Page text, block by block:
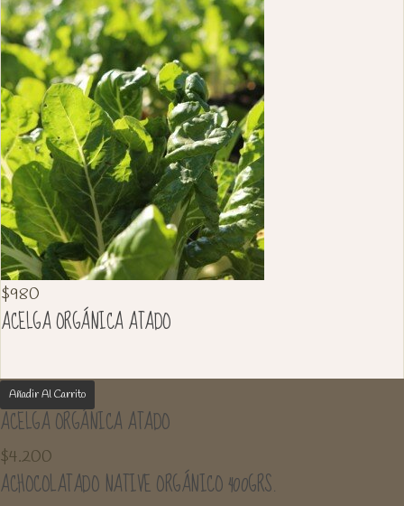
$980
ACELGA ORGÁNICA ATADO
Añadir Al Carrito
ACELGA ORGÁNICA ATADO
$4.200
ACHOCOLATADO NATIVE ORGÁNICO 400GRS.